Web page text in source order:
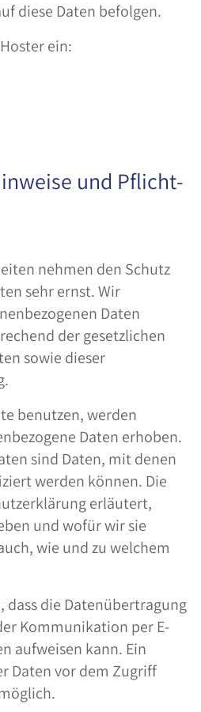
diese Daten befolgen.
ein:
und Pflicht­
nehmen den Schutz
sehr ernst. Wir
Daten
der gesetzlichen
sowie dieser
benutzen, werden
Daten erhoben.
sind Daten, mit denen
werden können. Die
erläutert,
und wofür wir sie
wie und zu welchem
dass die Datenübertragung
Kommunikation per E-
aufweisen kann. Ein
Daten vor dem Zugriff